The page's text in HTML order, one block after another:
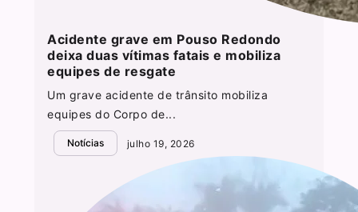
Acidente grave em Pouso Redondo
deixa duas vítimas fatais e mobiliza
equipes de resgate
Um grave acidente de trânsito mobiliza
equipes do Corpo de...
Notícias julho 19, 2026